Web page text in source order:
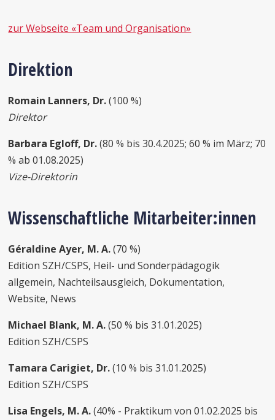
zur Webseite «Team und Organisation»
Direktion
Romain Lanners, Dr.(100 %)
Direktor
Barbara Egloff, Dr.(80 % bis 30.4.2025; 60 % im März; 70
% ab 01.08.2025)
Vize-Direktorin
Wissenschaftliche Mitarbeiter:innen
Géraldine Ayer, M. A.(70 %)
Edition SZH/CSPS, Heil- und Sonderpädagogik
allgemein, Nachteilsausgleich, Dokumentation,
Website, News
Michael Blank, M. A.(50 % bis 31.01.2025)
Edition SZH/CSPS
Tamara Carigiet, Dr.(10 % bis 31.01.2025)
Edition SZH/CSPS
Lisa Engels, M. A.(40% - Praktikum von 01.02.2025 bis